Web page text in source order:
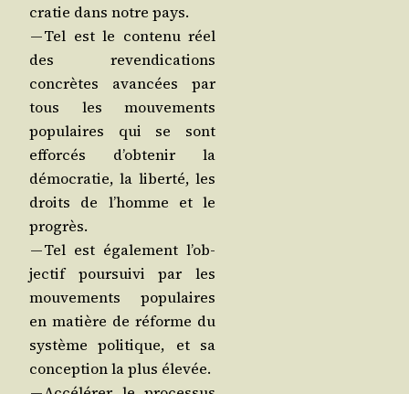
cra­tie dans notre pays.
— Tel est le conte­nu réel
des reven­di­ca­tions
concrètes avan­cées par
tous les mou­ve­ments
popu­laires qui se sont
effor­cés d’ob­te­nir la
démo­cra­tie, la liber­té, les
droits de l’homme et le
progrès.
— Tel est éga­le­ment l’ob­
jec­tif pour­sui­vi par les
mou­ve­ments popu­laires
en matière de réforme du
sys­tème poli­tique, et sa
concep­tion la plus élevée.